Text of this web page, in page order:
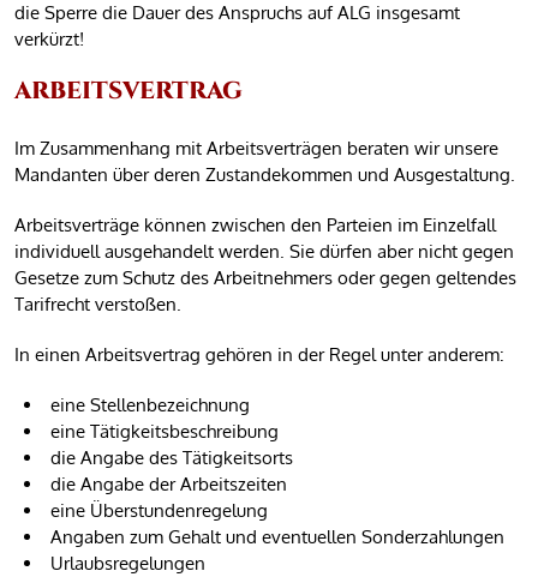
die Sperre die Dauer des Anspruchs auf ALG insgesamt
verkürzt!
ARBEITSVERTRAG
Im Zusammenhang mit Arbeitsverträgen beraten wir unsere
Mandanten über deren Zustandekommen und Ausgestaltung.
Arbeitsverträge können zwischen den Parteien im Einzelfall
individuell ausgehandelt werden. Sie dürfen aber nicht gegen
Gesetze zum Schutz des Arbeitnehmers oder gegen geltendes
Tarifrecht verstoßen.
In einen Arbeitsvertrag gehören in der Regel unter anderem:
eine Stellenbezeichnung
eine Tätigkeitsbeschreibung
die Angabe des Tätigkeitsorts
die Angabe der Arbeitszeiten
eine Überstundenregelung
Angaben zum Gehalt und eventuellen Sonderzahlungen
Urlaubsregelungen